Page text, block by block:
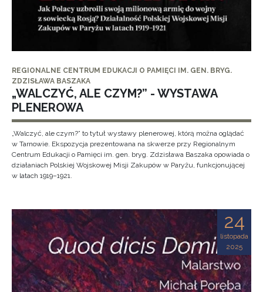
REGIONALNE CENTRUM EDUKACJI O PAMIĘCI IM. GEN. BRYG.
ZDZISŁAWA BASZAKA
„WALCZYĆ, ALE CZYM?” - WYSTAWA
PLENEROWA
„Walczyć, ale czym?” to tytuł wystawy plenerowej, którą można oglądać
w Tarnowie. Ekspozycja prezentowana na skwerze przy Regionalnym
Centrum Edukacji o Pamięci im. gen. bryg. Zdzisława Baszaka opowiada o
działaniach Polskiej Wojskowej Misji Zakupów w Paryżu, funkcjonującej
w latach 1919–1921.
24
listopada
2025